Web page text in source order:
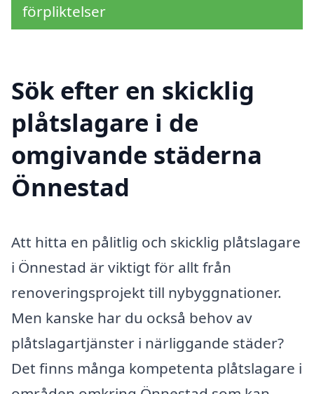
förpliktelser
Sök efter en skicklig
plåtslagare i de
omgivande städerna
Önnestad
Att hitta en pålitlig och skicklig plåtslagare
i Önnestad är viktigt för allt från
renoveringsprojekt till nybyggnationer.
Men kanske har du också behov av
plåtslagartjänster i närliggande städer?
Det finns många kompetenta plåtslagare i